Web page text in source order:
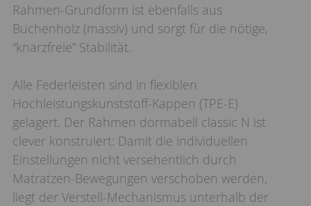
Rahmen-Grundform ist ebenfalls aus
Buchenholz (massiv) und sorgt für die nötige,
“knarzfreie” Stabilität.
Alle Federleisten sind in flexiblen
Hochleistungskunststoff-Kappen (TPE-E)
gelagert. Der Rahmen dormabell classic N ist
clever konstruiert: Damit die individuellen
Einstellungen nicht versehentlich durch
Matratzen-Bewegungen verschoben werden,
liegt der Verstell-Mechanismus unterhalb der